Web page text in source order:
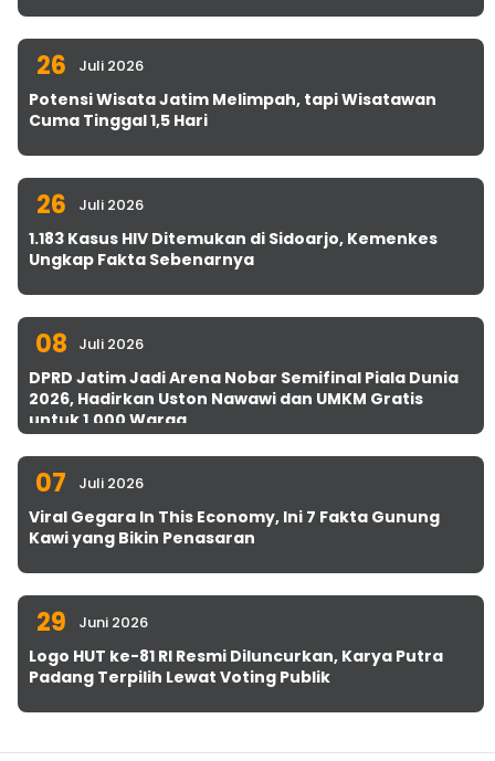
26 Juli 2026
Potensi Wisata Jatim Melimpah, tapi Wisatawan
Cuma Tinggal 1,5 Hari
26 Juli 2026
1.183 Kasus HIV Ditemukan di Sidoarjo, Kemenkes
Ungkap Fakta Sebenarnya
08 Juli 2026
DPRD Jatim Jadi Arena Nobar Semifinal Piala Dunia
2026, Hadirkan Uston Nawawi dan UMKM Gratis
untuk 1.000 Warga
07 Juli 2026
Viral Gegara In This Economy, Ini 7 Fakta Gunung
Kawi yang Bikin Penasaran
29 Juni 2026
Logo HUT ke-81 RI Resmi Diluncurkan, Karya Putra
Padang Terpilih Lewat Voting Publik